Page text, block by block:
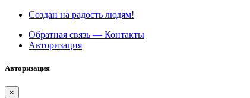
Создан на радость людям!
Обратная связь — Контакты
Авторизация
Авторизация
×